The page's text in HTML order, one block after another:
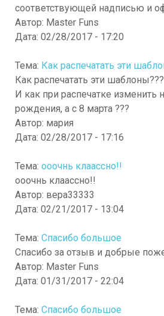
соответствующей надписью и
Автор: Master Funs
Дата: 02/28/2017 - 17:20
Тема: Как распечатать эти
Как распечатать эти шаблоны???
И как при распечатке изменить
рождения, а с 8 марта ???
Автор: мария
Дата: 02/28/2017 - 17:16
Тема: ооочнь клаассно!!
ооочнь клаассно!!
Автор: вера33333
Дата: 02/21/2017 - 13:04
Тема: Спасибо большое
Спасибо за отзыв и добрые
Автор: Master Funs
Дата: 01/31/2017 - 22:04
Тема: Спасибо большое